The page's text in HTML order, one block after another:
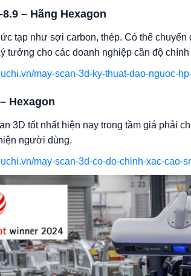
– Hãng Hexagon
tạp như sợi carbon, thép. Có thể
tưởng cho các doanh nghiệp cần độ
may-scan-3d-ky-thuat-dao-nguoc-
Hexagon
3D tốt nhất hiện nay trong tầm giá phải
người dùng.
may-scan-3d-co-do-chinh-xac-cao-